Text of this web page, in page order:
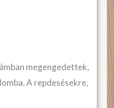
megengedettek,
A repdesésekre,